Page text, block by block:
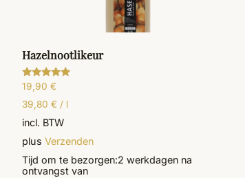
Hazelnootlikeur
Gewaardeerd
5.00
uit 5
19,90 €
39,80 € / l
incl. BTW
plus Verzenden
Tijd om te bezorgen:2 werkdagen na
ontvangst van